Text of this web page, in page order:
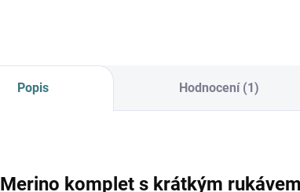
Popis Hodnocení (1)
Merino komplet s krátkým